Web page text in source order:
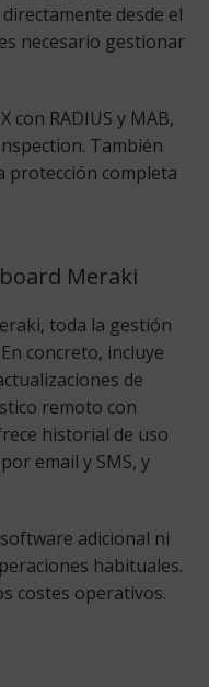
desde el
necesario gestionar
con RADIUS y MAB,
También
protección completa
Meraki
toda la gestión
concreto, incluye
de
remoto con
historial de uso
email y SMS, y
adicional ni
habituales.
costes operativos.